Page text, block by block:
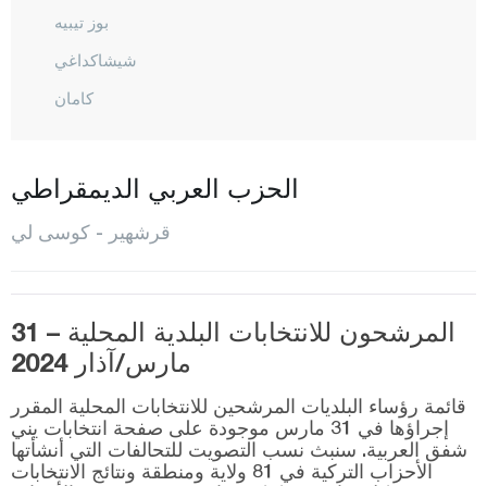
بوز تيبيه
شيشاكداغي
كامان
قورانجي لي
المركز
أوزباغ
قوجه ايلي
قونيا
كوتاهيا
مالاطيا
الحزب العربي الديمقراطي
قرشهير - كوسى لي
المرشحون للانتخابات البلدية المحلية – 31
مارس/آذار 2024
قائمة رؤساء البلديات المرشحين للانتخابات المحلية المقرر
إجراؤها في 31 مارس موجودة على صفحة انتخابات يني
شفق العربية. سنبث نسب التصويت للتحالفات التي أنشأتها
الأحزاب التركية في 81 ولاية ومنطقة ونتائج الانتخابات